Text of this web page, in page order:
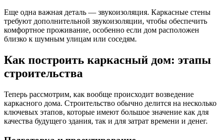
Еще одна важная деталь — звукоизоляция. Каркасные стены
требуют дополнительной звукоизоляции, чтобы обеспечить
комфортное проживание, особенно если дом расположен
близко к шумным улицам или соседям.
Как построить каркасный дом: этапы
строительства
Теперь рассмотрим, как вообще происходит возведение
каркасного дома. Строительство обычно делится на несколько
ключевых этапов, которые имеют большое значение как для
качества будущего здания, так и для затрат времени и денег.